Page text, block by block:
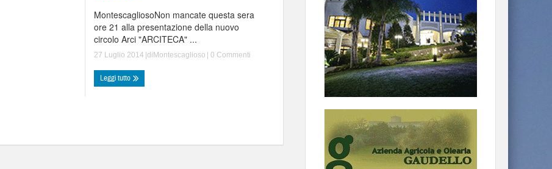
MontescagliosoNon mancate questa sera
ore 21 alla presentazione della nuovo
circolo Arci "ARCITECA" ...
27 Luglio 2014 |diMontescaglioso | 0 Commenti
Leggi tutto